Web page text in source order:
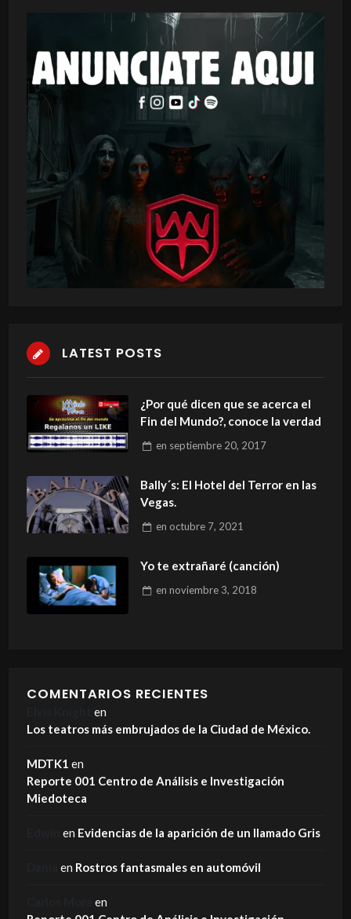
LATEST POSTS
¿Por qué dicen que se acerca el
Fin del Mundo?, conoce la verdad
en septiembre 20, 2017
Bally´s: El Hotel del Terror en las
Vegas.
en octubre 7, 2021
Yo te extrañaré (canción)
en noviembre 3, 2018
COMENTARIOS RECIENTES
en
Los teatros más embrujados de la Ciudad de México.
MDTK1 en
Reporte 001 Centro de Análisis e Investigación
Miedoteca
en Evidencias de la aparición de un llamado Gris
en Rostros fantasmales en automóvil
en